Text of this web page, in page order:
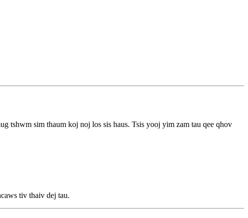
tshwm sim thaum koj noj los sis haus. Tsis yooj yim zam tau qee qhov
tiv thaiv dej tau.